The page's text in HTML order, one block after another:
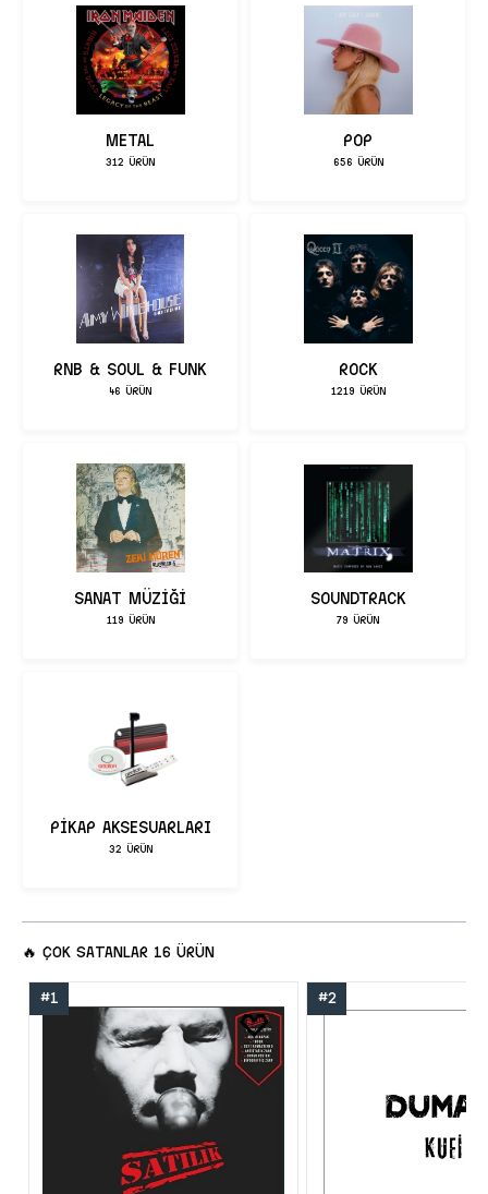
METAL
312 ÜRÜN
POP
656 ÜRÜN
RNB & SOUL & FUNK
46 ÜRÜN
ROCK
1219 ÜRÜN
SANAT MÜZİĞİ
119 ÜRÜN
SOUNDTRACK
79 ÜRÜN
PİKAP AKSESUARLARI
32 ÜRÜN
🔥 ÇOK SATANLAR 16 ÜRÜN
#1 #2